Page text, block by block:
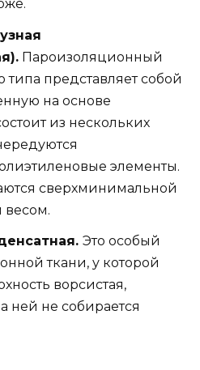
Пароизоляционный
типа представляет собой
на основе
из нескольких
элементы.
сверхминимальной
Это особый
ткани, у которой
ворсистая,
ней не собирается